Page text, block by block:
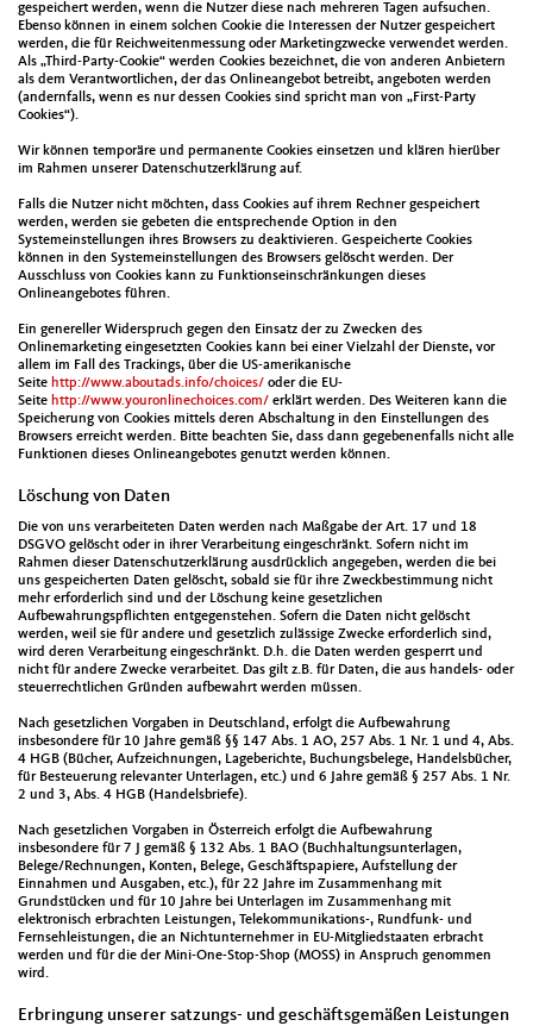
gespeichert werden, wenn die Nutzer diese nach mehreren Tagen aufsuchen.
Ebenso können in einem solchen Cookie die Interessen der Nutzer gespeichert
werden, die für Reichweitenmessung oder Marketingzwecke verwendet werden.
Als „Third-Party-Cookie“ werden Cookies bezeichnet, die von anderen Anbietern
als dem Verantwortlichen, der das Onlineangebot betreibt, angeboten werden
(andernfalls, wenn es nur dessen Cookies sind spricht man von „First-Party
Cookies“).
Wir können temporäre und permanente Cookies einsetzen und klären hierüber
im Rahmen unserer Datenschutzerklärung auf.
Falls die Nutzer nicht möchten, dass Cookies auf ihrem Rechner gespeichert
werden, werden sie gebeten die entsprechende Option in den
Systemeinstellungen ihres Browsers zu deaktivieren. Gespeicherte Cookies
können in den Systemeinstellungen des Browsers gelöscht werden. Der
Ausschluss von Cookies kann zu Funktionseinschränkungen dieses
Onlineangebotes führen.
Ein genereller Widerspruch gegen den Einsatz der zu Zwecken des
Onlinemarketing eingesetzten Cookies kann bei einer Vielzahl der Dienste, vor
allem im Fall des Trackings, über die US-amerikanische
Seite http://www.aboutads.info/choices/ oder die EU-
Seite http://www.youronlinechoices.com/ erklärt werden. Des Weiteren kann die
Speicherung von Cookies mittels deren Abschaltung in den Einstellungen des
Browsers erreicht werden. Bitte beachten Sie, dass dann gegebenenfalls nicht alle
Funktionen dieses Onlineangebotes genutzt werden können.
Löschung von Daten
Die von uns verarbeiteten Daten werden nach Maßgabe der Art. 17 und 18
DSGVO gelöscht oder in ihrer Verarbeitung eingeschränkt. Sofern nicht im
Rahmen dieser Datenschutzerklärung ausdrücklich angegeben, werden die bei
uns gespeicherten Daten gelöscht, sobald sie für ihre Zweckbestimmung nicht
mehr erforderlich sind und der Löschung keine gesetzlichen
Aufbewahrungspflichten entgegenstehen. Sofern die Daten nicht gelöscht
werden, weil sie für andere und gesetzlich zulässige Zwecke erforderlich sind,
wird deren Verarbeitung eingeschränkt. D.h. die Daten werden gesperrt und
nicht für andere Zwecke verarbeitet. Das gilt z.B. für Daten, die aus handels- oder
steuerrechtlichen Gründen aufbewahrt werden müssen.
Nach gesetzlichen Vorgaben in Deutschland, erfolgt die Aufbewahrung
insbesondere für 10 Jahre gemäß §§ 147 Abs. 1 AO, 257 Abs. 1 Nr. 1 und 4, Abs.
4 HGB (Bücher, Aufzeichnungen, Lageberichte, Buchungsbelege, Handelsbücher,
für Besteuerung relevanter Unterlagen, etc.) und 6 Jahre gemäß § 257 Abs. 1 Nr.
2 und 3, Abs. 4 HGB (Handelsbriefe).
Nach gesetzlichen Vorgaben in Österreich erfolgt die Aufbewahrung
insbesondere für 7 J gemäß § 132 Abs. 1 BAO (Buchhaltungsunterlagen,
Belege/Rechnungen, Konten, Belege, Geschäftspapiere, Aufstellung der
Einnahmen und Ausgaben, etc.), für 22 Jahre im Zusammenhang mit
Grundstücken und für 10 Jahre bei Unterlagen im Zusammenhang mit
elektronisch erbrachten Leistungen, Telekommunikations-, Rundfunk- und
Fernsehleistungen, die an Nichtunternehmer in EU-Mitgliedstaaten erbracht
werden und für die der Mini-One-Stop-Shop (MOSS) in Anspruch genommen
wird.
Erbringung unserer satzungs- und geschäftsgemäßen Leistungen